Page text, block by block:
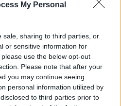
My Personal
sale, sharing to third parties, or
or sensitive information for
use the below opt-out
Please note that after your
you may continue seeing
personal information utilized by
to third parties prior to
olyan kiváló
valamint
poszterek kerülnek
mára már csak
fenn. A nemzetközi